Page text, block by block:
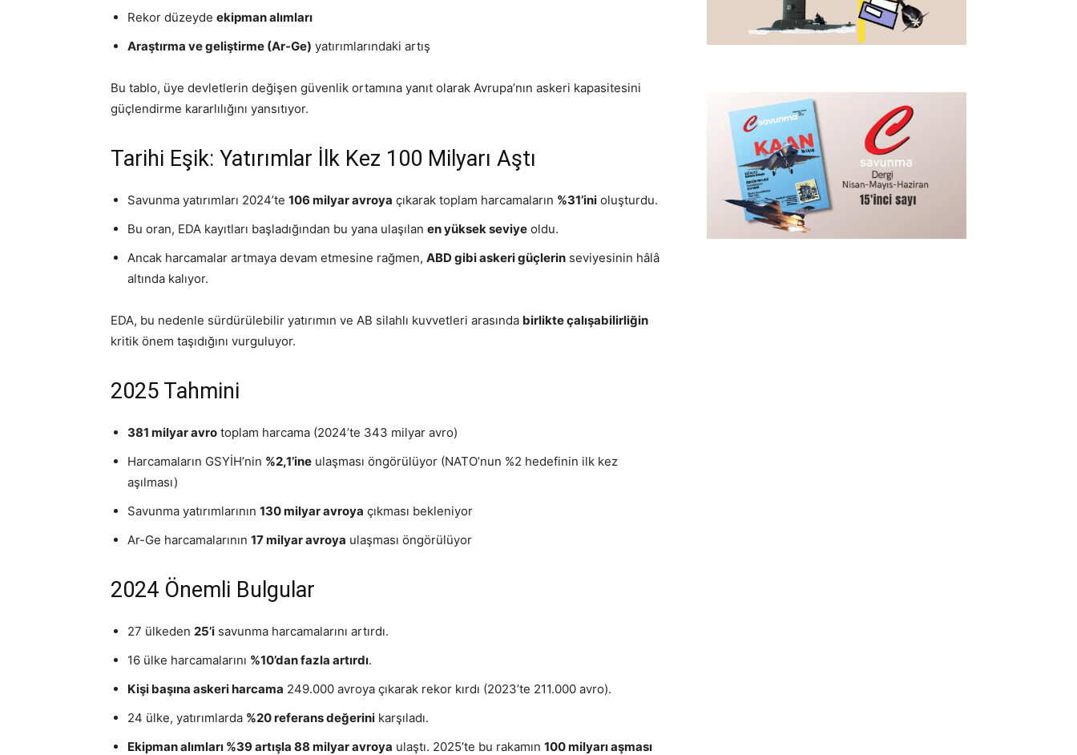
Rekor düzeyde ekipman alımları
Araştırma ve geliştirme (Ar-Ge) yatırımlarındaki artış
Bu tablo, üye devletlerin değişen güvenlik ortamına yanıt olarak Avrupa’nın askeri kapasitesini
güçlendirme kararlılığını yansıtıyor.
Tarihi Eşik: Yatırımlar İlk Kez 100 Milyarı Aştı
Savunma yatırımları 2024’te 106 milyar avroya çıkarak toplam harcamaların %31’ini oluşturdu.
Bu oran, EDA kayıtları başladığından bu yana ulaşılan en yüksek seviye oldu.
Ancak harcamalar artmaya devam etmesine rağmen, ABD gibi askeri güçlerin seviyesinin hâlâ
altında kalıyor.
EDA, bu nedenle sürdürülebilir yatırımın ve AB silahlı kuvvetleri arasında birlikte çalışabilirliğin
kritik önem taşıdığını vurguluyor.
2025 Tahmini
381 milyar avro toplam harcama (2024’te 343 milyar avro)
Harcamaların GSYİH’nin %2,1’ine ulaşması öngörülüyor (NATO’nun %2 hedefinin ilk kez
aşılması)
Savunma yatırımlarının 130 milyar avroya çıkması bekleniyor
Ar-Ge harcamalarının 17 milyar avroya ulaşması öngörülüyor
2024 Önemli Bulgular
27 ülkeden 25’i savunma harcamalarını artırdı.
16 ülke harcamalarını %10’dan fazla artırdı.
Kişi başına askeri harcama 249.000 avroya çıkarak rekor kırdı (2023’te 211.000 avro).
24 ülke, yatırımlarda %20 referans değerini karşıladı.
Ekipman alımları %39 artışla 88 milyar avroya ulaştı. 2025’te bu rakamın 100 milyarı aşması